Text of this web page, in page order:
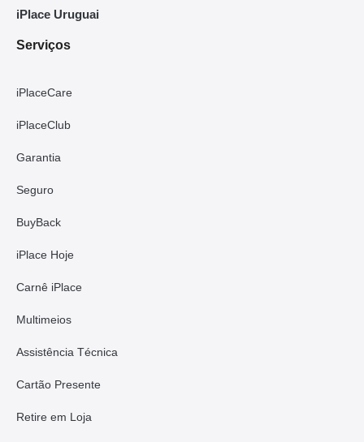
iPlace Uruguai
Serviços
iPlaceCare
iPlaceClub
Garantia
Seguro
BuyBack
iPlace Hoje
Carnê iPlace
Multimeios
Assistência Técnica
Cartão Presente
Retire em Loja